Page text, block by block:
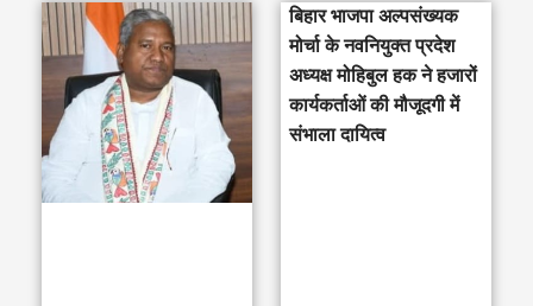
बिहार भाजपा अल्पसंख्यक
मोर्चा के नवनियुक्त प्रदेश
अध्यक्ष मोहिबुल हक ने हजारों
कार्यकर्ताओं की मौजूदगी में
संभाला दायित्व